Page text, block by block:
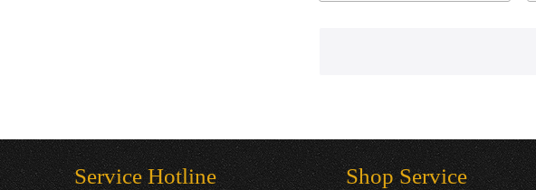
Service Hotline Shop Service